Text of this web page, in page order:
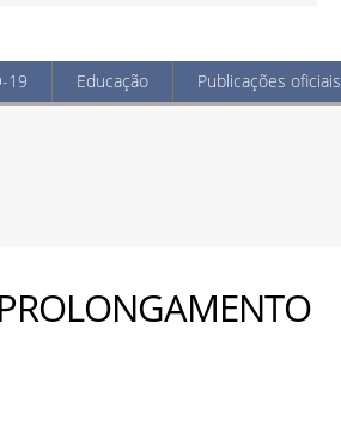
19 Educação Publicações oficiais